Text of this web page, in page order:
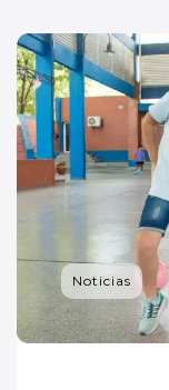
Noticias